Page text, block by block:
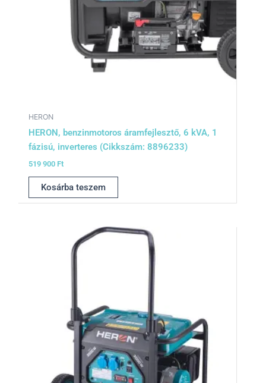
HERON
HERON, benzinmotoros áramfejlesztő, 6 kVA, 1
fázisú, inverteres (Cikkszám: 8896233)
519 900 Ft
Kosárba teszem